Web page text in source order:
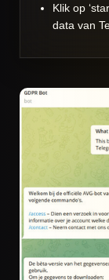
Klik op
data van